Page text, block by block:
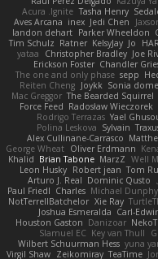
Acura .Ignite Tasha Henry
Aves Arcana inex Jedi Chen
landon dehart Parker Wheeldon
Tim Schulz Ratner KelsyJay Jo
yataa
Christopher Bradley Joe
Erickson Foster Chandler
The one and only phase sepp
Reiten Cheng Joykk Sonia
Mac Greggor The Bearded Squirrel
Force Feed Radosław Wieczorek
Rodrigo Terrazas Yael
Polina Leskova Sylvain
Alex Cullinane-Carrasco
George Wheat Oliver Erdmann
Khalid Brian Tabone MarzZ Well
Leon Husky Robert jean Tom
Arturo J. Real Dominic Qusto
Paul Friedl Charles Michael Dunphy
NotTerrellBatchelor Xie Ray
Joshua Esmeralda Carl-
Houston Gaston Danizoar
Slamuel EC Key van Thull
Wilbert Schuurman Hess yuna
Virgil Shaw Zeikomiray TeaTime